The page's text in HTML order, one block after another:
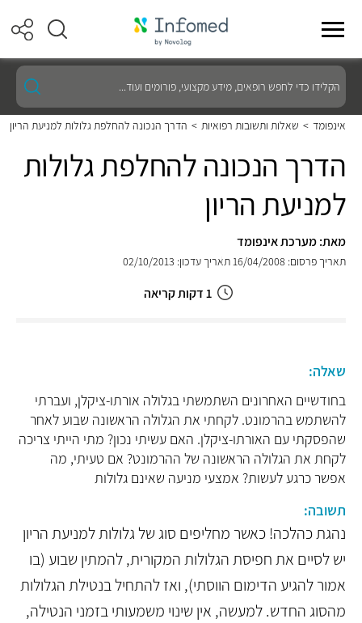
הקלידו
כדי
לחפש
רופאים,
מידע
פורומים
ועוד...
אינפומד > שאלות ותשובות רפואיות > הדרך הנכונה להחלפת גלולות למניעת הריון
הדרך הנכונה להחלפת גלולות
למניעת הריון
מאת: מערכת אינפומד
תאריך פרסום: 16/04/2008 תאריך עדכון: 02/10/2013
1 דקות קריאה
שאלה:
בחודשיים האחרונים השתמשתי בגלולה אורתו-ציקלן, ועברתי
להשתמש בהרמונט. לקחתי את הגלולה הראשונה שבוע לאחר
שהפסקתי עם האורתו-ציקלן. האם עשיתי נכון? מתי הייתי צריכה
לקחת את הגלולה הראשונה של ההרמונט? אם טעיתי, מה
אפשר כרגע לעשות? אמצעי מניעה שאינם גלולות
תשובה:
נהגת כהלכה! כאשר מחליפים סוג של גלולות למניעת הריון
יש לסיים את חפיסת הגלולות המקורית, להמתין שבוע (בו
אמור להגיע הדימום הווסתי), ואז להתחיל בנטילת הגלולות
מהסוג החדש. למעשה, אין שינוי משמעותי בזמני הנטילה,